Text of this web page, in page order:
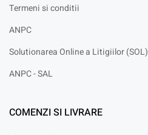
Termeni si conditii
ANPC
Solutionarea Online a Litigiilor (SOL)
ANPC - SAL
COMENZI SI LIVRARE